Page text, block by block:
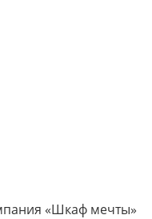
«Шкаф мечты»